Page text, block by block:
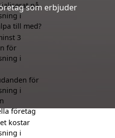
som erbjuder
på
i
till med?
3
för
i
för
i
företag
kostar
i